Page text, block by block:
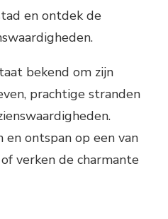
en ontdek de
bekend om zijn
prachtige stranden
en ontspan op een van
verken de charmante